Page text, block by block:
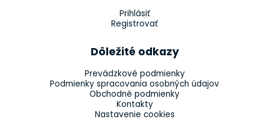
Prihlásiť
Registrovať
Dôležité odkazy
Prevádzkové podmienky
Podmienky spracovania osobných údajov
Obchodné podmienky
Kontakty
Nastavenie cookies